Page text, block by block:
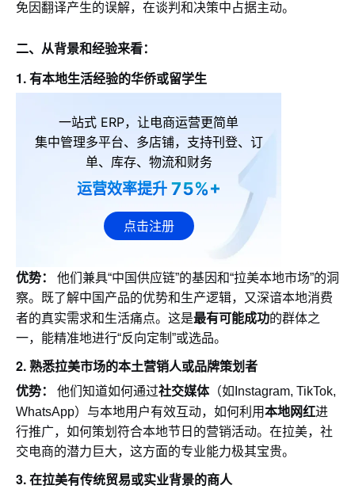
免因翻译产生的误解，在谈判和决策中占据主动。
二、从背景和经验来看：
1.有本地生活经验的华侨或留学生
一站式 ERP，让电商运营更简单
集中管理多平台、多店铺，支持刊登、订
单、库存、物流和财务
运营效率提升 75%+
点击注册
优势：
他们兼具“中国供应链”的基因和“拉美本地市场”的洞
察。既了解中国产品的优势和生产逻辑，又深谙本地消费
者的真实需求和生活痛点。这是最有可能成功的群体之
一，能精准地进行“反向定制”或选品。
2.熟悉拉美市场的本土营销人或品牌策划者
优势：
他们知道如何通过社交媒体 （如Instagram, TikTok,
WhatsApp）与本地用户有效互动，如何利用本地网红进
行推广，如何策划符合本地节日的营销活动。在拉美，社
交电商的潜力巨大，这方面的专业能力极其宝贵。
3.在拉美有传统贸易或实业背景的商人